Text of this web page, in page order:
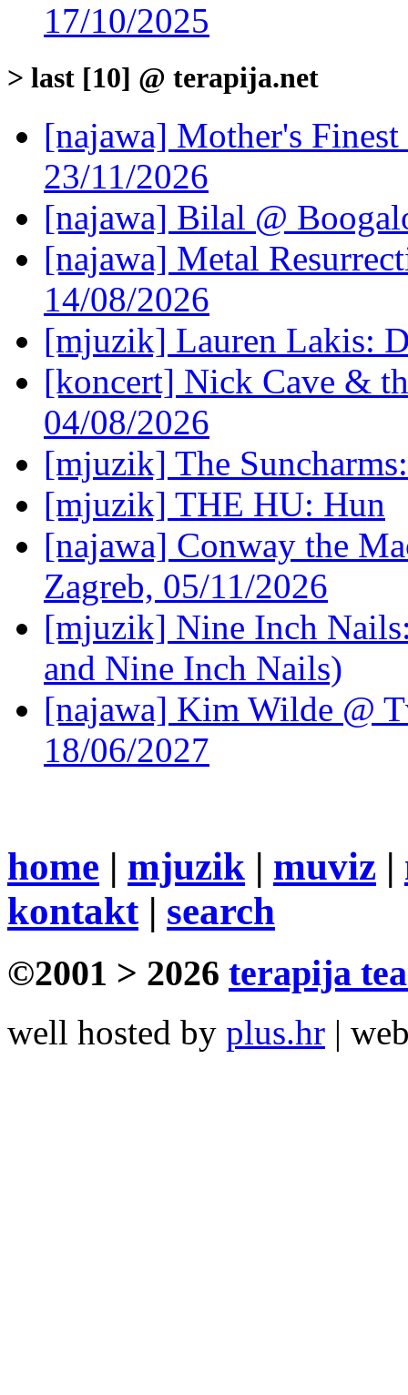
17/10/2025
> last [10] @ terapija.net
[najawa] Mother's
23/11/2026
[najawa] Bilal @
[najawa] Metal
14/08/2026
[mjuzik] Lauren Lakis:
[koncert] Nick Cave &
04/08/2026
[mjuzik] The
[mjuzik] THE HU: Hun
[najawa] Conway the
Zagreb, 05/11/2026
[mjuzik] Nine Inch
and Nine Inch Nails)
[najawa] Kim Wilde @
18/06/2027
home | mjuzik | muviz |
kontakt| search
©2001 > 2026 terapija
well hosted by plus.hr |